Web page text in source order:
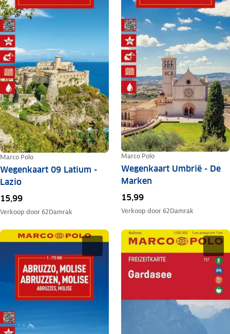
Marco Polo
Wegenkaart 09 Latium -
Lazio
15,99
Verkoop door 62Damrak
Marco Polo
Wegenkaart Umbrië - De
Marken
15,99
Verkoop door 62Damrak